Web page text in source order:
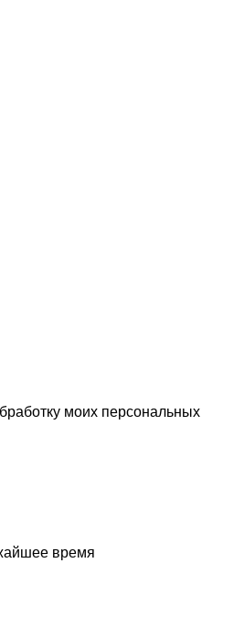
моих персональных
время